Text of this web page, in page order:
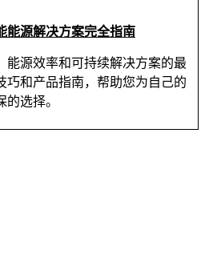
能源解决方案完全指南
能源效率和可持续解决方案的最
巧和产品指南，帮助您为自己的
选择。